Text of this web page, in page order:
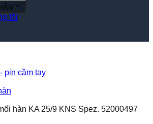
tôi
pin cầm tay
hàn KA 25/9 KNS Spez. 52000497